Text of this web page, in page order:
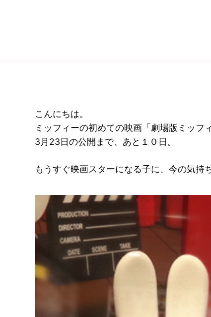
こんにちは。
ミッフィーの初めての映画「劇場版ミッフ
3月23日の公開まで、あと１０日。
もうすぐ映画スターになる子に、今の気持